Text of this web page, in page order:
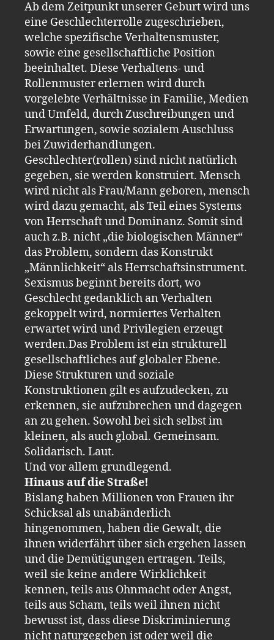
Ab dem Zeitpunkt unserer Geburt wird uns
eine Geschlechterrolle zugeschrieben,
welche spezifische Verhaltensmuster,
sowie eine gesellschaftliche Position
beeinhaltet. Diese Verhaltens- und
Rollenmuster erlernen wird durch
vorgelebte Verhältnisse in Familie, Medien
und Umfeld, durch Zuschreibungen und
Erwartungen, sowie sozialem Auschluss
bei Zuwiderhandlungen.
Geschlechter(rollen) sind nicht natürlich
gegeben, sie werden konstruiert. Mensch
wird nicht als Frau/Mann geboren, mensch
wird dazu gemacht, als Teil eines Systems
von Herrschaft und Dominanz. Somit sind
auch z.B. nicht „die biologischen Männer“
das Problem, sondern das Konstrukt
„Männlichkeit“ als Herrschaftsinstrument.
Sexismus beginnt bereits dort, wo
Geschlecht gedanklich an Verhalten
gekoppelt wird, normiertes Verhalten
erwartet wird und Privilegien erzeugt
werden.Das Problem ist ein strukturell
gesellschaftliches auf globaler Ebene.
Diese Strukturen und soziale
Konstruktionen gilt es aufzudecken, zu
erkennen, sie aufzubrechen und dagegen
an zu gehen. Sowohl bei sich selbst im
kleinen, als auch global. Gemeinsam.
Solidarisch. Laut.
Und vor allem grundlegend.
Hinaus auf die Straße!
Bislang haben Millionen von Frauen ihr
Schicksal als unabänderlich
hingenommen, haben die Gewalt, die
ihnen widerfährt über sich ergehen lassen
und die Demütigungen ertragen. Teils,
weil sie keine andere Wirklichkeit
kennen, teils aus Ohnmacht oder Angst,
teils aus Scham, teils weil ihnen nicht
bewusst ist, dass diese Diskriminierung
nicht naturgegeben ist oder weil die